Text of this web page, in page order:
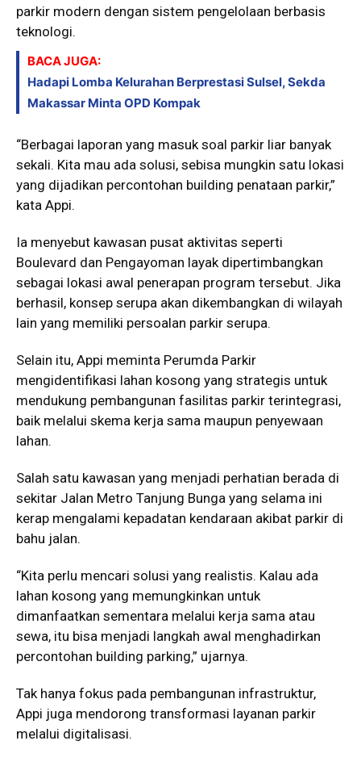
parkir modern dengan sistem pengelolaan berbasis
teknologi.
BACA JUGA:
Hadapi Lomba Kelurahan Berprestasi Sulsel, Sekda
Makassar Minta OPD Kompak
“Berbagai laporan yang masuk soal parkir liar banyak
sekali. Kita mau ada solusi, sebisa mungkin satu lokasi
yang dijadikan percontohan building penataan parkir,”
kata Appi.
Ia menyebut kawasan pusat aktivitas seperti
Boulevard dan Pengayoman layak dipertimbangkan
sebagai lokasi awal penerapan program tersebut. Jika
berhasil, konsep serupa akan dikembangkan di wilayah
lain yang memiliki persoalan parkir serupa.
Selain itu, Appi meminta Perumda Parkir
mengidentifikasi lahan kosong yang strategis untuk
mendukung pembangunan fasilitas parkir terintegrasi,
baik melalui skema kerja sama maupun penyewaan
lahan.
Salah satu kawasan yang menjadi perhatian berada di
sekitar Jalan Metro Tanjung Bunga yang selama ini
kerap mengalami kepadatan kendaraan akibat parkir di
bahu jalan.
“Kita perlu mencari solusi yang realistis. Kalau ada
lahan kosong yang memungkinkan untuk
dimanfaatkan sementara melalui kerja sama atau
sewa, itu bisa menjadi langkah awal menghadirkan
percontohan building parking,” ujarnya.
Tak hanya fokus pada pembangunan infrastruktur,
Appi juga mendorong transformasi layanan parkir
melalui digitalisasi.